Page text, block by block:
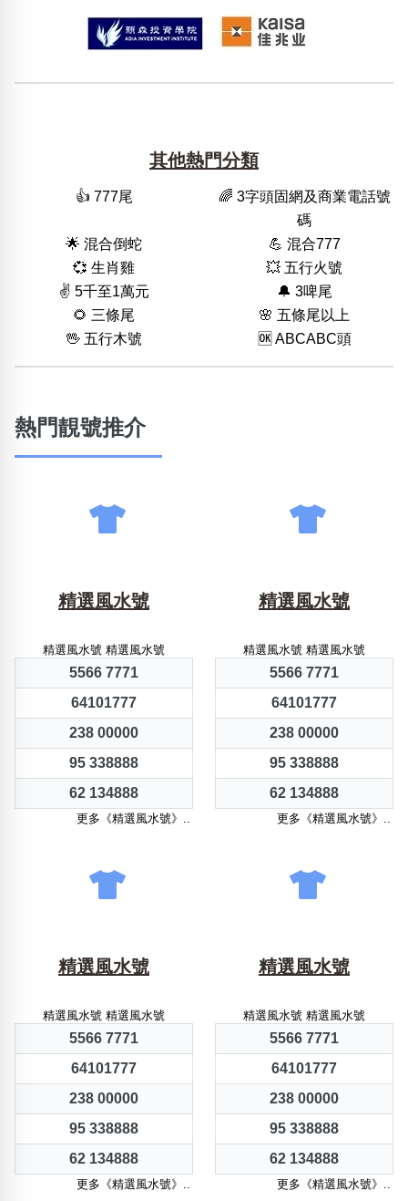
其他熱門分類
👍 777尾
🌈 3字頭固網及商業電話號
碼
🌟 混合倒蛇
💪 混合777
💞 生肖雞
💥 五行火號
✌️ 5千至1萬元
🔔 3啤尾
🌻 三條尾
🌸 五條尾以上
🖖 五行木號
🆗️ ABCABC頭
熱門靚號推介
精選風水號
精選風水號 精選風水號
5566 7771
64101777
238 00000
95 338888
62 134888
更多《精選風水號》..
精選風水號
精選風水號 精選風水號
5566 7771
64101777
238 00000
95 338888
62 134888
更多《精選風水號》..
精選風水號
精選風水號 精選風水號
5566 7771
64101777
238 00000
95 338888
62 134888
更多《精選風水號》..
精選風水號
精選風水號 精選風水號
5566 7771
64101777
238 00000
95 338888
62 134888
更多《精選風水號》..